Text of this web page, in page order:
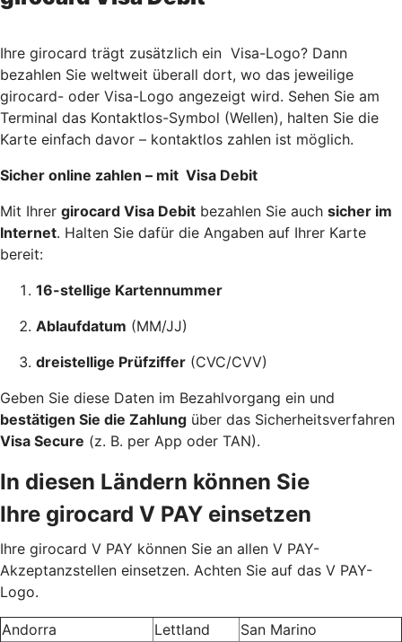
Ihre girocard trägt zusätzlich ein Visa-Logo? Dann
bezahlen Sie weltweit überall dort, wo das jeweilige
girocard- oder Visa-Logo angezeigt wird. Sehen Sie am
Terminal das Kontaktlos-Symbol (Wellen), halten Sie die
Karte einfach davor – kontaktlos zahlen ist möglich.
Sicher online zahlen – mit Visa Debit
Mit Ihrer girocard Visa Debit bezahlen Sie auch sicher im
Internet. Halten Sie dafür die Angaben auf Ihrer Karte
bereit:
16-stellige Kartennummer
Ablaufdatum (MM/JJ)
dreistellige Prüfziffer (CVC/CVV)
Geben Sie diese Daten im Bezahlvorgang ein und
bestätigen Sie die Zahlung über das Sicherheitsverfahren
Visa Secure (z. B. per App oder TAN).
In diesen Ländern können Sie
Ihre girocard V PAY einsetzen
Ihre girocard V PAY können Sie an allen V PAY-
Akzeptanzstellen einsetzen. Achten Sie auf das V PAY-
Logo.
Andorra Lettland
San Marino